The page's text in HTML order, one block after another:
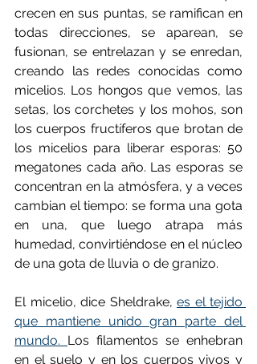
crecen en sus puntas, se ramifican en
todas direcciones, se aparean, se
fusionan, se entrelazan y se enredan,
creando las redes conocidas como
micelios. Los hongos que vemos, las
setas, los corchetes y los mohos, son
los cuerpos fructíferos que brotan de
los micelios para liberar esporas: 50
megatones cada año. Las esporas se
concentran en la atmósfera, y a veces
cambian el tiempo: se forma una gota
en una, que luego atrapa más
humedad, convirtiéndose en el núcleo
de una gota de lluvia o de granizo.
El micelio, dice Sheldrake, es el tejido
que mantiene unido gran parte del
mundo. Los filamentos se enhebran
en el suelo y en los cuerpos vivos y